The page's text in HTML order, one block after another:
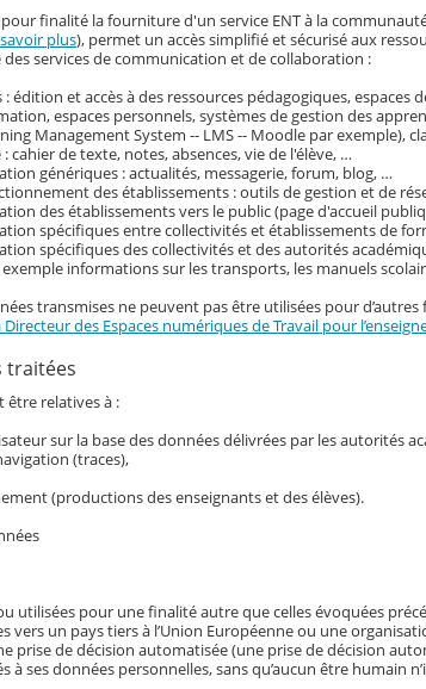
finalité la fourniture d'un service ENT à la
plus), permet un accès simplifié et sécurisé aux
services de communication et de collaboration :
: édition et accès à des ressources pédagogiques,
espaces personnels, systèmes de gestion des
Management System -- LMS -- Moodle par exemple),
cahier de texte, notes, absences, vie de l'élève, …
génériques : actualités, messagerie, forum, blog, …
des établissements : outils de gestion et de
des établissements vers le public (page d'accueil
spécifiques entre collectivités et établissements de
spécifiques des collectivités et des autorités
informations sur les transports, les manuels
transmises ne peuvent pas être utilisées pour
Directeur des Espaces numériques de Travail pour
traitées
être relatives à :
sur la base des données délivrées par les autorités
(traces),
(productions des enseignants et des élèves).
utilisées pour une finalité autre que celles évoquées
vers un pays tiers à l’Union Européenne ou une
prise de décision automatisée (une prise de décision
à ses données personnelles, sans qu’aucun être humain